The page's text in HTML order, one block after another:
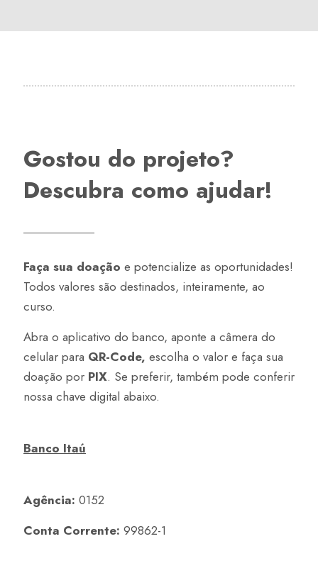
Gostou do projeto?
Descubra como ajudar!
Faça sua doação e potencialize as oportunidades!
Todos valores são destinados, inteiramente, ao
curso.
Abra o aplicativo do banco, aponte a câmera do
celular para QR-Code, escolha o valor e faça sua
doação por PIX. Se preferir, também pode conferir
nossa chave digital abaixo.
Banco Itaú
Agência: 0152
Conta Corrente: 99862-1